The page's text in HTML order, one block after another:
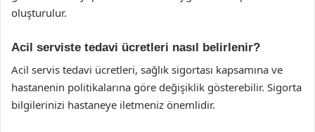
oluşturulur.
Acil serviste tedavi ücretleri nasıl belirlenir?
Acil servis tedavi ücretleri, sağlık sigortası kapsamına ve
hastanenin politikalarına göre değişiklik gösterebilir. Sigorta
bilgilerinizi hastaneye iletmeniz önemlidir.